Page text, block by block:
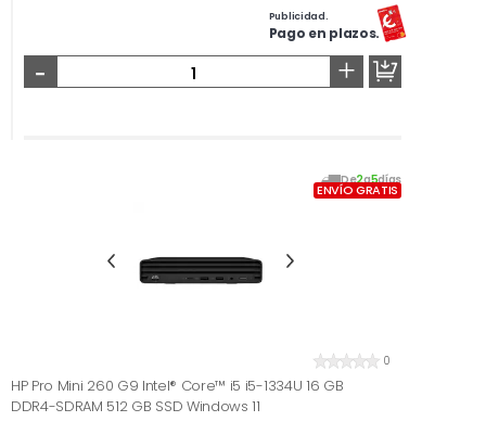
Publicidad.
Pago en plazos.
- +
De2a5días
ENVÍO GRATIS
0
HP Pro Mini 260 G9 Intel® Core™ i5 i5-1334U 16 GB
DDR4-SDRAM 512 GB SSD Windows 11